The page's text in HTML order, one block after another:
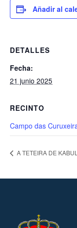
Añadir al
DETALLES
Fecha:
21 junio 2025
RECINTO
Campo das
A TETEIRA DE KABUL